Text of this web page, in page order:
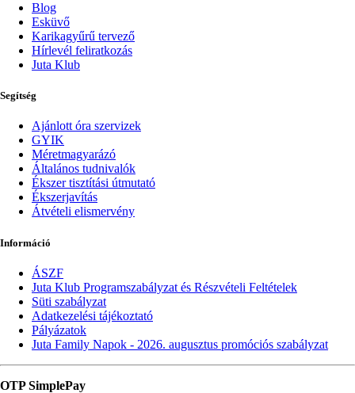
Blog
Esküvő
Karikagyűrű tervező
Hírlevél feliratkozás
Juta Klub
Segítség
Ajánlott óra szervizek
GYIK
Méretmagyarázó
Általános tudnivalók
Ékszer tisztítási útmutató
Ékszerjavítás
Átvételi elismervény
Információ
ÁSZF
Juta Klub Programszabályzat és Részvételi Feltételek
Süti szabályzat
Adatkezelési tájékoztató
Pályázatok
Juta Family Napok - 2026. augusztus promóciós szabályzat
OTP SimplePay